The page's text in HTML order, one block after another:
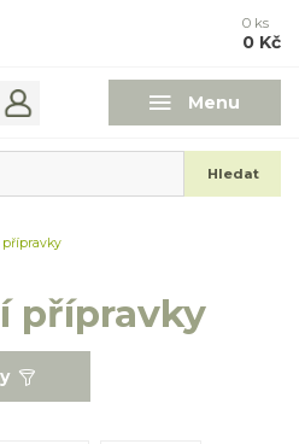
Menu
Hledat
0 ks
0 Kč
přípravky
přípravky